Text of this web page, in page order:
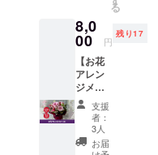
です。
分）を
発行い
たしま
す。
Rosélty
（ロゼ
ル
ティ）
での購
入金額
る
8,0
00 円
残り17
【お花
アレン
ジメン
ト
（S）】
クラウ
ドファ
ンディ
支援
者：
3人
お届